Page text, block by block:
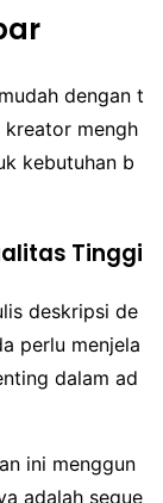
dengan t
mengh
kebutuhan b
Tinggi
deskripsi de
perlu menjela
dalam ad
ini menggun
adalah seque